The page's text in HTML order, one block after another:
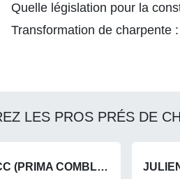
Quelle législation pour la
Transformation de charpente
LES PROS PRÉS DE
PRO-M-ACC (PRIMA COMBLES)